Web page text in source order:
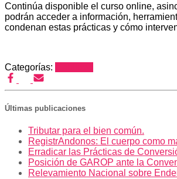
Continúa disponible el curso online,
podrán acceder a información,
condenan estas prácticas y cómo
Categorías:
Últimas publicaciones
Tributar para el bien común.
RegistrAndonos: El cuerpo como
Erradicar las Prácticas de
Posición de GAROP ante la
Relevamiento Nacional sobre